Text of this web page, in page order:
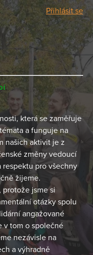
Přihlásit se
která se zaměřuje
a funguje na
našich aktivit je z
změny vedoucí
pro všechny
žijeme.
protože jsme si
otázky spolu
angažované
v tom o společné
nezávisle na
a výhradně